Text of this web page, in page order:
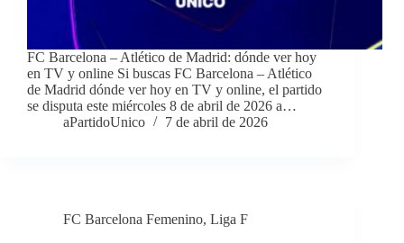
FC Barcelona – Atlético de Madrid: dónde ver hoy
en TV y online Si buscas FC Barcelona – Atlético
de Madrid dónde ver hoy en TV y online, el partido
se disputa este miércoles 8 de abril de 2026 a…
aPartidoUnico
7 de abril de 2026
FC Barcelona Femenino, Liga F